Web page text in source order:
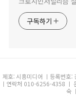
구독하기
제호: 시흥미디어 ㅣ등록번
ㅣ연락처 010-6256-4358 ㅣ
숙